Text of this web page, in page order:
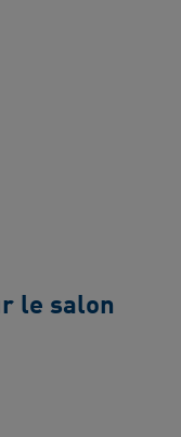
le salon